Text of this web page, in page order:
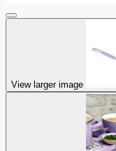
View larger image